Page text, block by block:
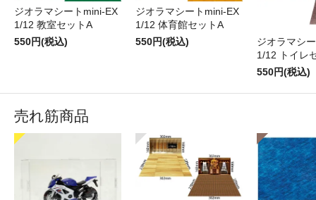
ジオラマシートmini-EX
1/12 教室セットA
550円(税込)
ジオラマシートmini-EX
1/12 体育館セットA
550円(税込)
ジオラマシ
1/12 トイレ
550円(税込)
売れ筋商品